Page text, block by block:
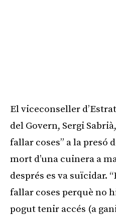
El viceconseller
del Govern, Sergi
fallar coses” a la presó
mort d’una cuinera a
després es va suïcidar.
fallar coses perquè no
pogut tenir accés (a